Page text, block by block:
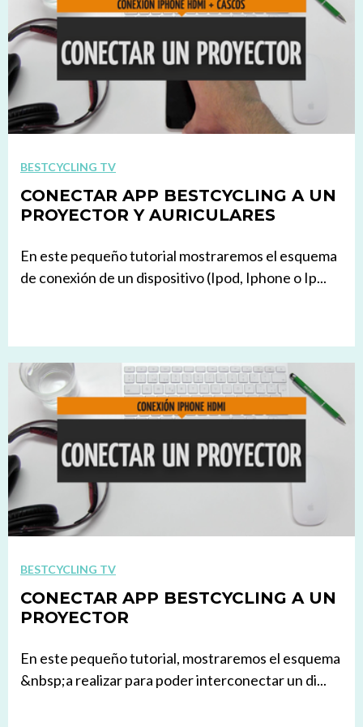
BESTCYCLING TV
CONECTAR APP BESTCYCLING A UN
PROYECTOR Y AURICULARES
En este pequeño tutorial mostraremos el esquema
de conexión de un dispositivo (Ipod, Iphone o Ip...
BESTCYCLING TV
CONECTAR APP BESTCYCLING A UN
PROYECTOR
En este pequeño tutorial, mostraremos el esquema
&nbsp;a realizar para poder interconectar un di...